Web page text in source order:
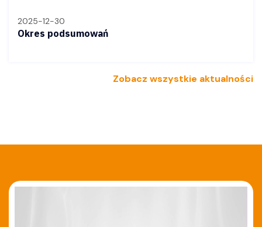
2025-12-30
Okres podsumowań
Zobacz wszystkie aktualności